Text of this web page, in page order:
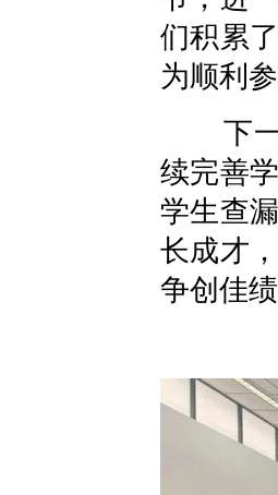
们积累
为顺利
下一
续完善
学生查
长成才
争创佳绩